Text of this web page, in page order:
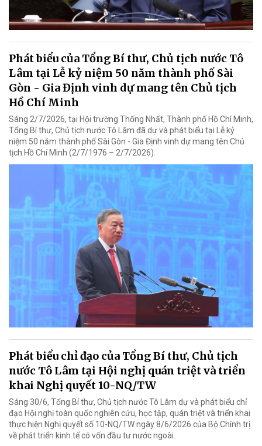
Phát biểu của Tổng Bí thư, Chủ tịch nước Tô
Lâm tại Lễ kỷ niệm 50 năm thành phố Sài
Gòn - Gia Định vinh dự mang tên Chủ tịch
Hồ Chí Minh
Sáng 2/7/2026, tại Hội trường Thống Nhất, Thành phố Hồ Chí Minh,
Tổng Bí thư, Chủ tịch nước Tô Lâm đã dự và phát biểu tại Lễ kỷ
niệm 50 năm thành phố Sài Gòn - Gia Định vinh dự mang tên Chủ
tịch Hồ Chí Minh (2/7/1976 – 2/7/2026).
Phát biểu chỉ đạo của Tổng Bí thư, Chủ tịch
nước Tô Lâm tại Hội nghị quán triệt và triển
khai Nghị quyết 10-NQ/TW
Sáng 30/6, Tổng Bí thư, Chủ tịch nước Tô Lâm dự và phát biểu chỉ
đạo Hội nghị toàn quốc nghiên cứu, học tập, quán triệt và triển khai
thực hiện Nghị quyết số 10-NQ/TW ngày 8/6/2026 của Bộ Chính trị
về phát triển kinh tế có vốn đầu tư nước ngoài.